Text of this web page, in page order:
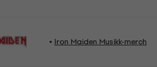
Iron Maiden Musikk-merch